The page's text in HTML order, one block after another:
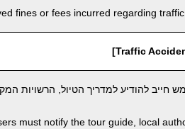
fines or fees incurred regarding
להודיע למדריך הטיול, הרשויות
must notify the tour guide, local